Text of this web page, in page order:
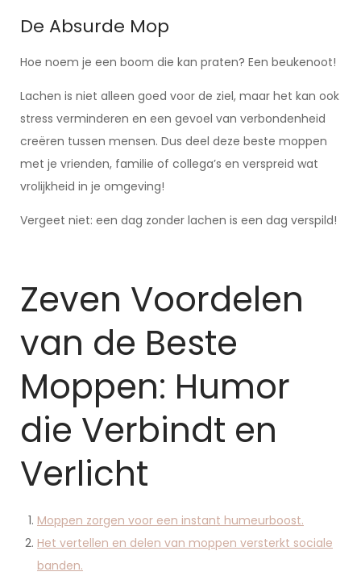
De Absurde Mop
Hoe noem je een boom die kan praten? Een beukenoot!
Lachen is niet alleen goed voor de ziel, maar het kan ook
stress verminderen en een gevoel van verbondenheid
creëren tussen mensen. Dus deel deze beste moppen
met je vrienden, familie of collega’s en verspreid wat
vrolijkheid in je omgeving!
Vergeet niet: een dag zonder lachen is een dag verspild!
Zeven Voordelen
van de Beste
Moppen: Humor
die Verbindt en
Verlicht
Moppen zorgen voor een instant humeurboost.
Het vertellen en delen van moppen versterkt sociale
banden.